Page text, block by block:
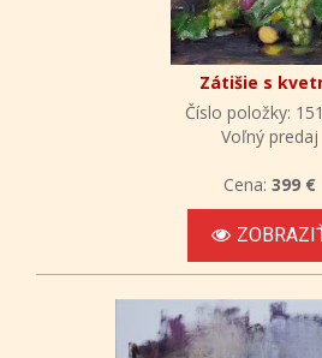
Zátišie s
Číslo položky:
Voľný predaj
Cena: 399 €